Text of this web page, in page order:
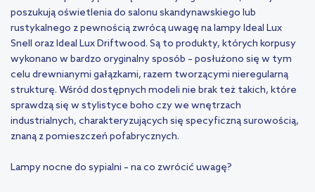
poszukują oświetlenia do salonu skandynawskiego lub
rustykalnego z pewnością zwrócą uwagę na lampy Ideal Lux
Snell oraz Ideal Lux Driftwood. Są to produkty, których korpusy
wykonano w bardzo oryginalny sposób – posłużono się w tym
celu drewnianymi gałązkami, razem tworzącymi nieregularną
strukturę. Wśród dostępnych modeli nie brak też takich, które
sprawdzą się w stylistyce boho czy we wnętrzach
industrialnych, charakteryzujących się specyficzną surowością,
znaną z pomieszczeń pofabrycznych.
Lampy nocne do sypialni – na co zwrócić uwagę?